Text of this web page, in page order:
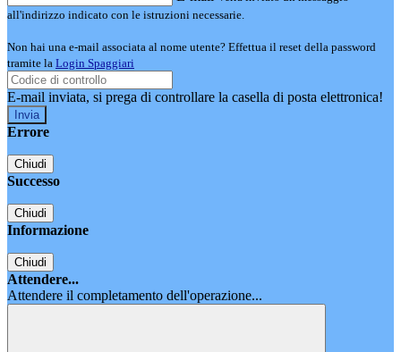
all'indirizzo indicato con le istruzioni necessarie.
Non hai una e-mail associata al nome utente? Effettua il reset della password
tramite la Login Spaggiari
E-mail inviata, si prega di controllare la casella di posta elettronica!
Errore
Chiudi
Successo
Chiudi
Informazione
Chiudi
Attendere...
Attendere il completamento dell'operazione...